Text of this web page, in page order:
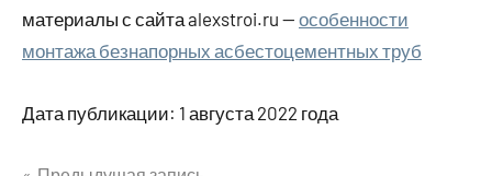
материалы с сайта alexstroi.ru — особенности
монтажа безнапорных асбестоцементных труб
Дата публикации: 1 августа 2022 года